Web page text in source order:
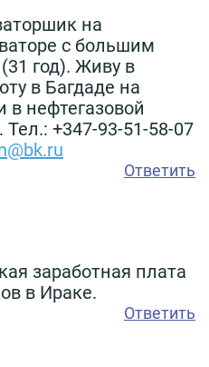
на
с большим
год). Живу в
в Багдаде на
в нефтегазовой
+347-93-51-58-07
Ответить
заработная плата
в Ираке.
Ответить